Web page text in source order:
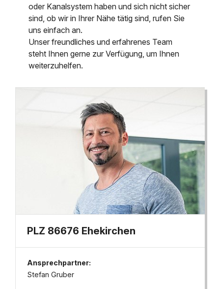
oder Kanalsystem haben und sich nicht sicher
sind, ob wir in Ihrer Nähe tätig sind, rufen Sie
uns einfach an.
Unser freundliches und erfahrenes Team
steht Ihnen gerne zur Verfügung, um Ihnen
weiterzuhelfen.
PLZ 86676 Ehekirchen
Ansprechpartner:
Stefan Gruber